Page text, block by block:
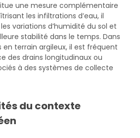
une mesure complémentaire
les infiltrations d’eau, il
variations d’humidité du sol et
stabilité dans le temps. Dans
en terrain argileux, il est fréquent
des drains longitudinaux ou
à des systèmes de collecte
du contexte